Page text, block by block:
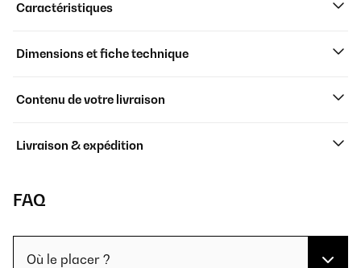
Caractéristiques
Dimensions et fiche technique
Contenu de votre livraison
Livraison & expédition
FAQ
Où le placer ?